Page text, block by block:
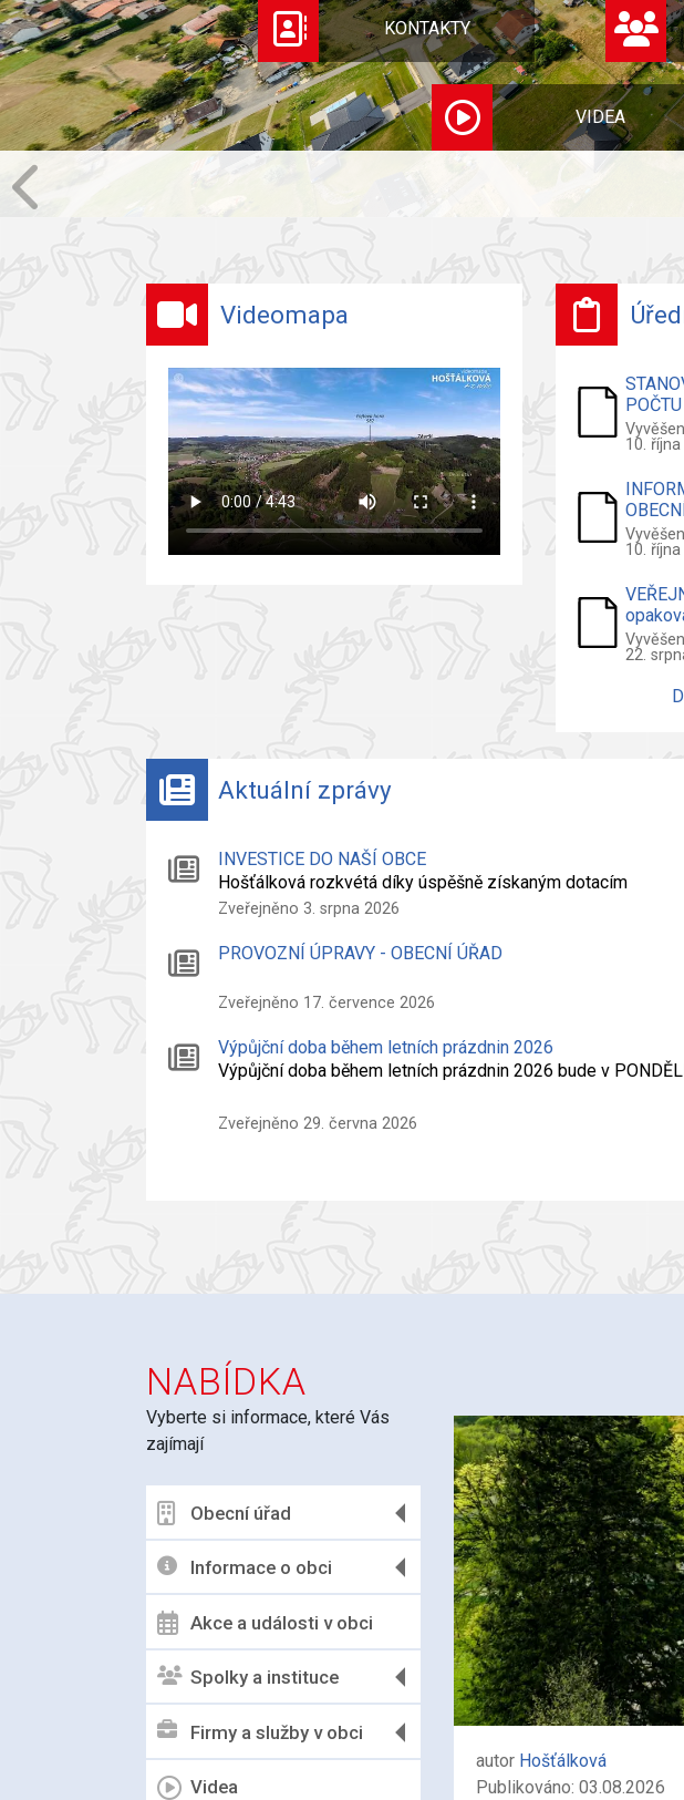
KONTAKTY
VIDEA
Videomapa
10.
2026
10.
22.
Aktuální zprávy
INVESTICE DO NAŠÍ OBCE
Hošťálková rozkvétá díky úspěšně získaným dotacím
Zveřejněno 3. srpna 2026
PROVOZNÍ ÚPRAVY - OBECNÍ ÚŘAD
Zveřejněno 17. července 2026
Výpůjční doba během letních prázdnin 2026
Výpůjční doba během letních prázdnin 2026 bude v
Zveřejněno 29. června 2026
NABÍDKA
Vyberte si informace, které Vás
zajímají
Obecní úřad
Informace o obci
Akce a události v obci
Spolky a instituce
Firmy a služby v obci
Videa
autor Hošťálková
Publikováno: 03.08.2026